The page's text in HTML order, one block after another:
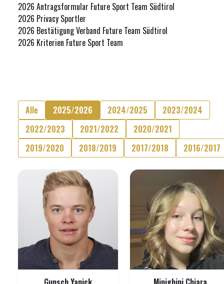
2026 Antragsformular Future Sport Team Südtirol
2026 Privacy Sportler
2026 Bestätigung Verband Future Team Südtirol
2026 Kriterien Future Sport Team
Alle 2025/2026 2024/2025
2023/2024
2022/2023
2021/2022
2020/2021
2019/2020
2018/2019 2017/2018 2016/2017